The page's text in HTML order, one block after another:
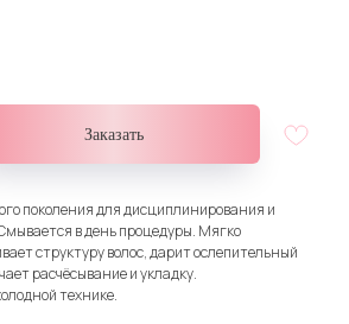
Заказать
поколения для дисциплинирования и
в день процедуры. Мягко
структуру волос, дарит ослепительный
расчёсывание и укладку.
технике.